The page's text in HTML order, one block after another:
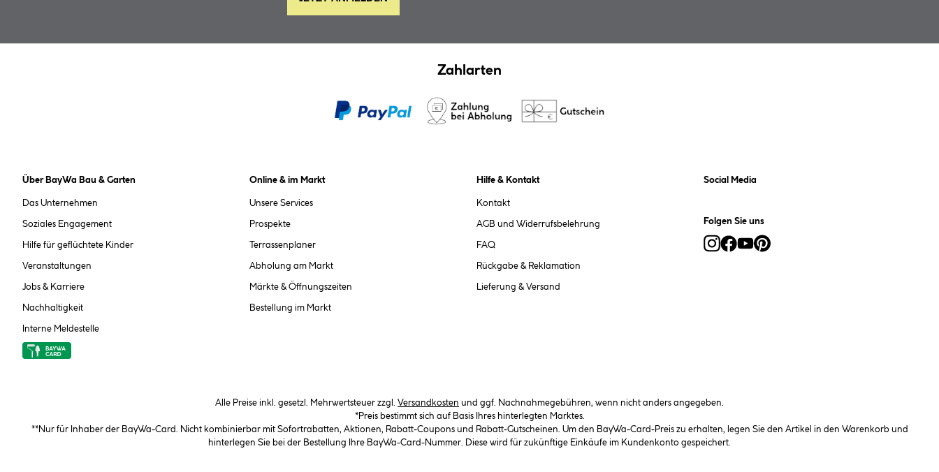
Zahlarten
Über BayWa Bau & Garten
Das Unternehmen
Soziales Engagement
Hilfe für geflüchtete Kinder
Veranstaltungen
Jobs & Karriere
Nachhaltigkeit
Interne Meldestelle
Online & im Markt
Unsere Services
Prospekte
Terrassenplaner
Abholung am Markt
Märkte & Öffnungszeiten
Bestellung im Markt
Hilfe & Kontakt
Kontakt
AGB und Widerrufsbelehrung
FAQ
Rückgabe & Reklamation
Lieferung & Versand
Social Media
Folgen Sie uns
Alle Preise inkl. gesetzl. Mehrwertsteuer zzgl. Versandkosten und ggf. Nachnahmegebühren, wenn nicht anders angegeben.
*Preis bestimmt sich auf Basis Ihres hinterlegten Marktes.
**Nur für Inhaber der BayWa-Card. Nicht kombinierbar mit Sofortrabatten, Aktionen, Rabatt-Coupons und Rabatt-Gutscheinen. Um den BayWa-Card-Preis zu erhalten, legen Sie den Artikel in den Warenkorb und
hinterlegen Sie bei der Bestellung Ihre BayWa-Card-Nummer. Diese wird für zukünftige Einkäufe im Kundenkonto gespeichert.